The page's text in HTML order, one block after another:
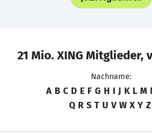
21 Mio. XING Mitglieder,
Nachname:
A B C D E F G H I J K L M
Q R S T U V W X Y Z